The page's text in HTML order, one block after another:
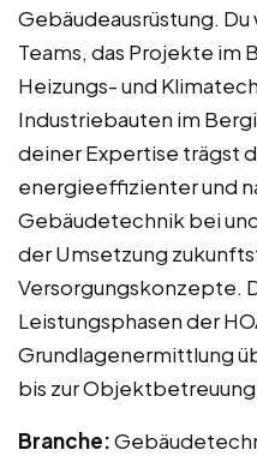
Gebäudeausrüstung.
Teams, das Projekte im
Heizungs- und
Industriebauten im
deiner Expertise trägst
energieeffizienter und
Gebäudetechnik bei
der Umsetzung
Versorgungskonzepte.
Leistungsphasen der
Grundlagenermittlung
bis zur
Branche: